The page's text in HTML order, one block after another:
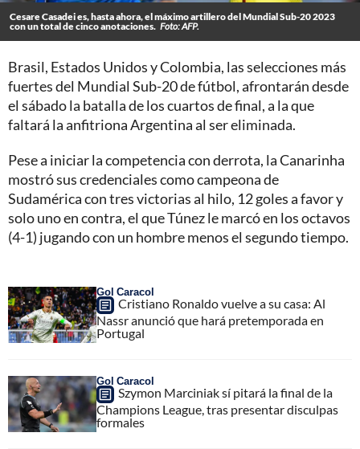
Cesare Casadei es, hasta ahora, el máximo artillero del Mundial Sub-20 2023
con un total de cinco anotaciones. Foto: AFP.
Brasil, Estados Unidos y Colombia, las selecciones más
fuertes del Mundial Sub-20 de fútbol, afrontarán desde
el sábado la batalla de los cuartos de final, a la que
faltará la anfitriona Argentina al ser eliminada.
Pese a iniciar la competencia con derrota, la Canarinha
mostró sus credenciales como campeona de
Sudamérica con tres victorias al hilo, 12 goles a favor y
solo uno en contra, el que Túnez le marcó en los octavos
(4-1) jugando con un hombre menos el segundo tiempo.
Gol Caracol
Cristiano Ronaldo vuelve a su casa: Al
Nassr anunció que hará pretemporada en
Portugal
Gol Caracol
Szymon Marciniak sí pitará la final de la
Champions League, tras presentar disculpas
formales